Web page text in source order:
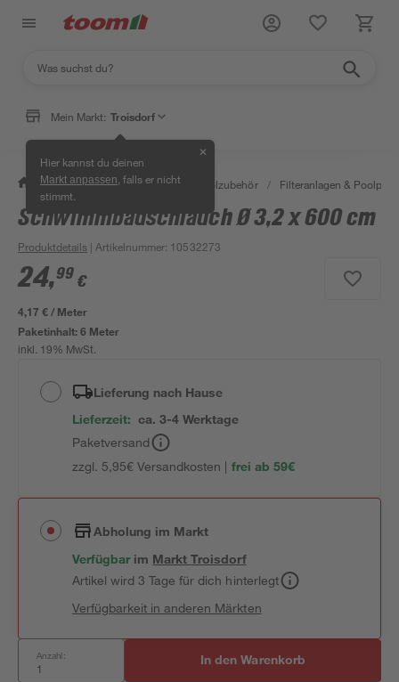
Mein Markt: Troisdorf
Hier kannst du deinen
Markt anpassen , falls er nicht
stimmt.
✕
/ Garten & Freizeit / Pools & Poolzubehör / Filteranlagen &
Schwimmbadschlauch Ø 3,2 x 600 cm
Produktdetails | Artikelnummer: 10532273
24,99 €
4,17 € / Meter
Paketinhalt:6 Meter
inkl. 19% MwSt.
Lieferung nach Hause
Lieferzeit: ca. 3-4 Werktage
Paketversand
zzgl. 5,95€ Versandkosten | frei ab 59€
Abholung im Markt
Verfügbar im MarktTroisdorf
Artikel wird 3 Tage für dich hinterlegt
Verfügbarkeit in anderen Märkten
Anzahl: In den Warenkorb